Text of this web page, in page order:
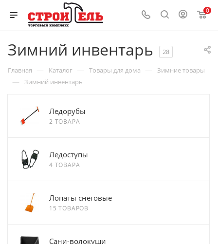
0
Зимний инвентарь 28
Главная — Каталог — Товары для дома — Зимние товары
— Зимний инвентарь
Ледорубы
2 ТОВАРА
Ледоступы
4 ТОВАРА
Лопаты снеговые
15 ТОВАРОВ
Сани-волокуши